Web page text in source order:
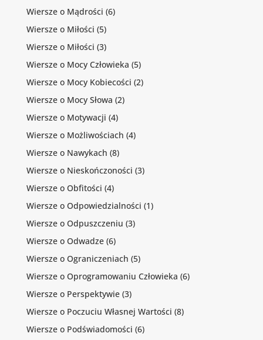
Wiersze o Mądrości (6)
Wiersze o Miłości (5)
Wiersze o Miłości (3)
Wiersze o Mocy Człowieka (5)
Wiersze o Mocy Kobiecości (2)
Wiersze o Mocy Słowa (2)
Wiersze o Motywacji (4)
Wiersze o Możliwościach (4)
Wiersze o Nawykach (8)
Wiersze o Nieskończoności (3)
Wiersze o Obfitości (4)
Wiersze o Odpowiedzialności (1)
Wiersze o Odpuszczeniu (3)
Wiersze o Odwadze(6)
Wiersze o Ograniczeniach (5)
Wiersze o Oprogramowaniu Człowieka (6)
Wiersze o Perspektywie(3)
Wiersze o Poczuciu Własnej Wartości (8)
Wiersze o Podświadomości (6)